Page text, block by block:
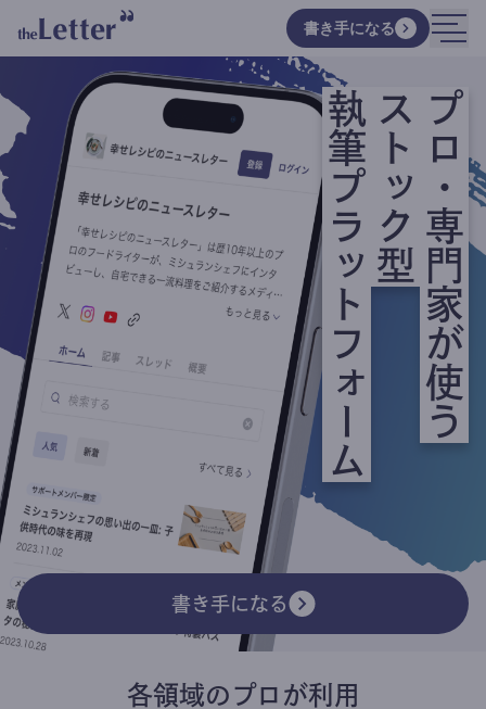
書き手になる
プロ・専門家が使う
ストック型
執筆プラットフォーム
書き手になる
各領域のプロが利用